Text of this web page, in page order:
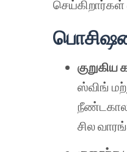
ஸ்விங்
சில